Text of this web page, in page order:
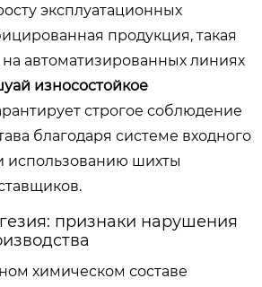
эксплуатационных
продукция, такая
автоматизированных линиях
износостойкое
строгое соблюдение
благодаря системе входного
использованию шихты
признаки нарушения
химическом составе